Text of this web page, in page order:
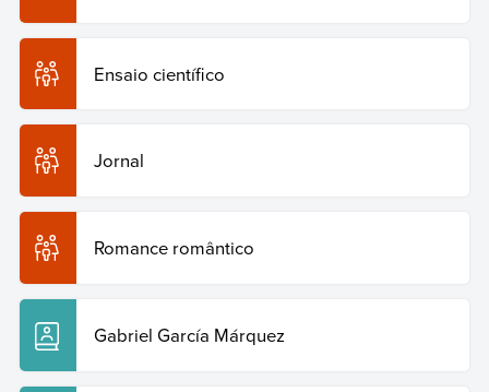
Ensaio científico
Jornal
Romance romântico
Gabriel García Márquez